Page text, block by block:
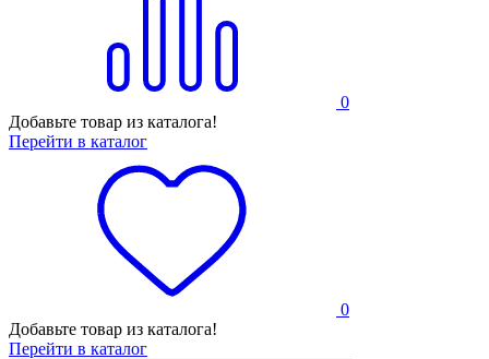
0
Добавьте товар из каталога!
Перейти в каталог
0
Добавьте товар из каталога!
Перейти в каталог